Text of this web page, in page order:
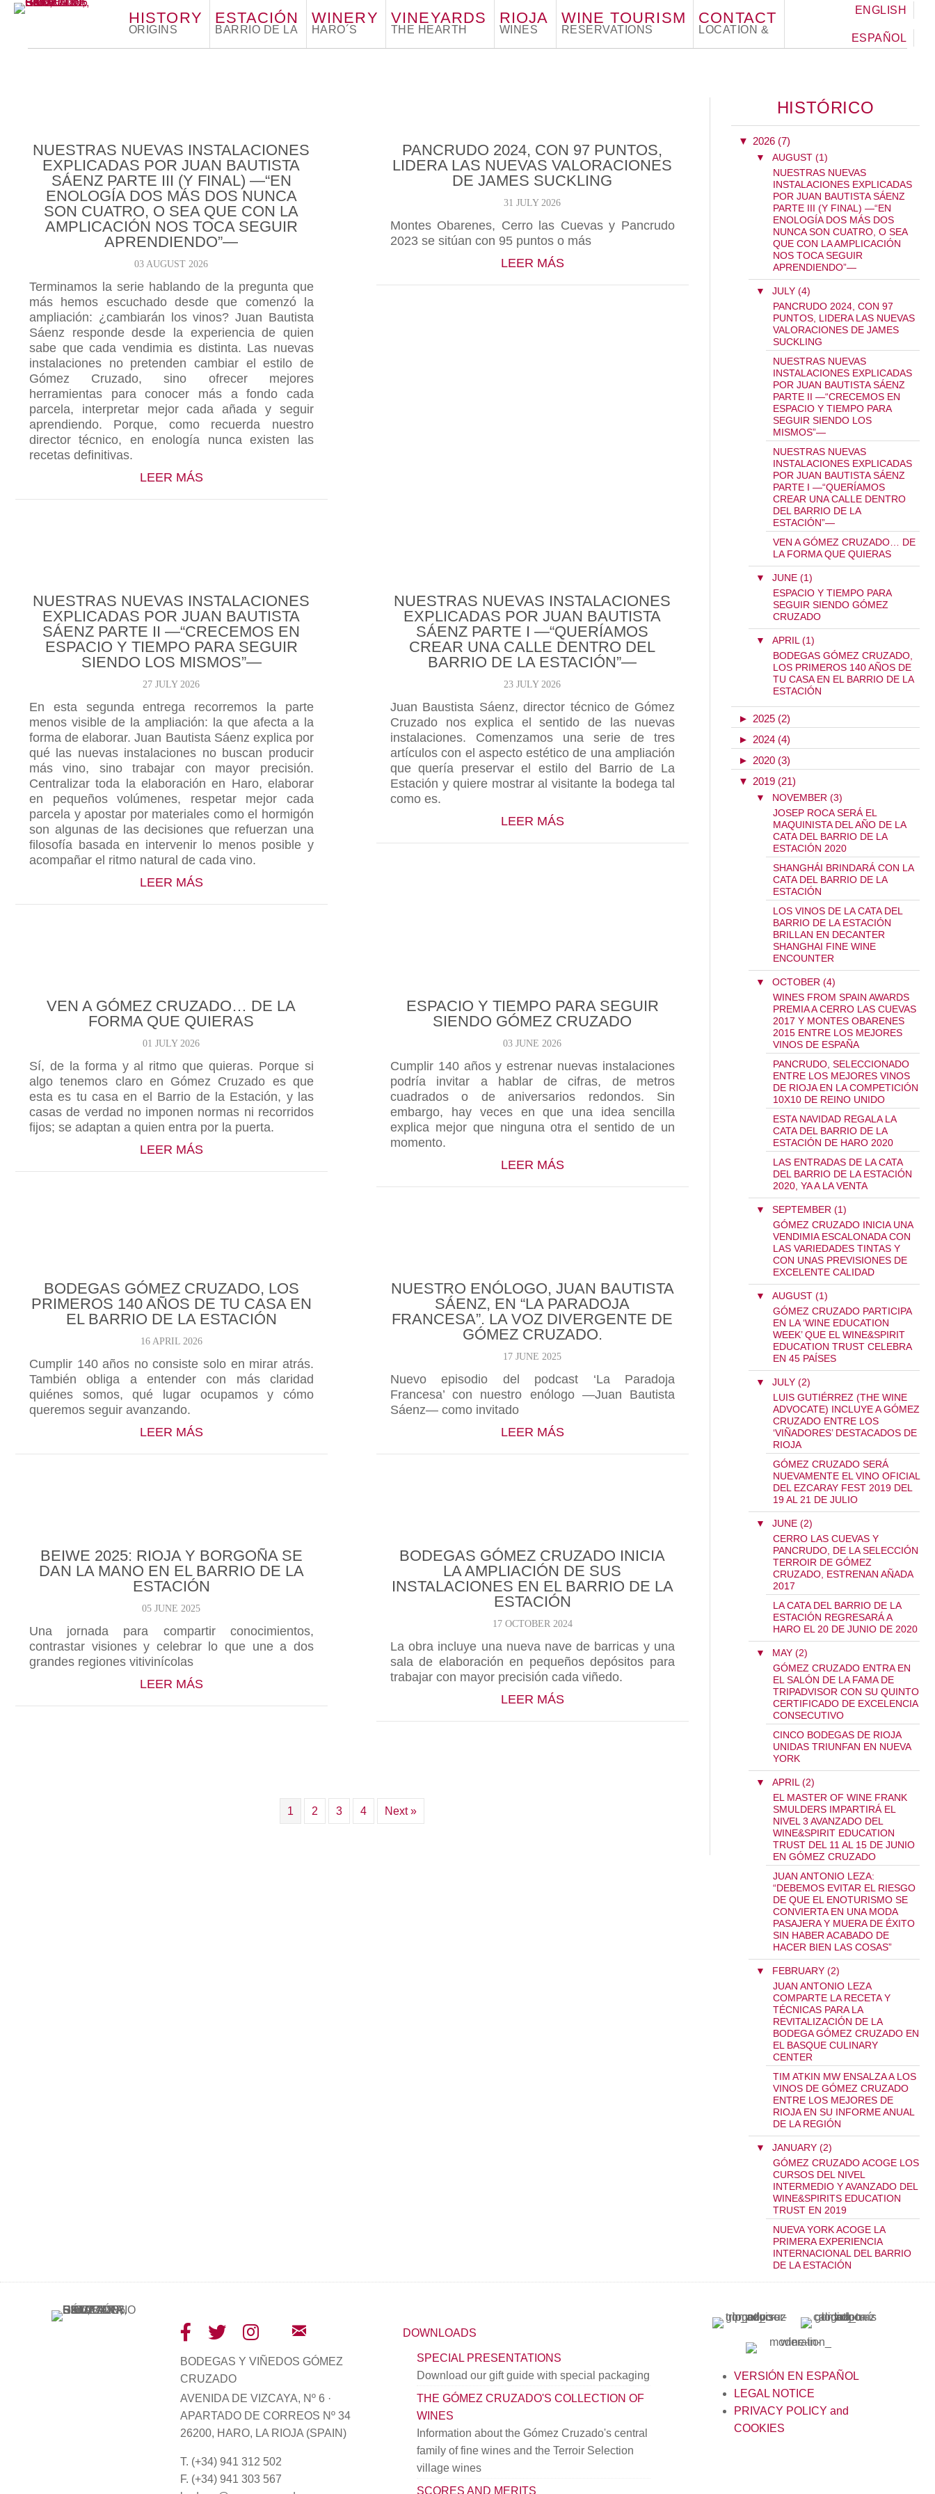
HISTORY
ORIGINS
ESTACIÓN
BARRIO DE LA
WINERY
HARO´S
VINEYARDS
THE HEARTH
RIOJA
WINES
WINE TOURISM
RESERVATIONS
CONTACT
LOCATION &
ESPAÑOL
ENGLISH
NUESTRAS NUEVAS INSTALACIONES
EXPLICADAS POR JUAN BAUTISTA
SÁENZ PARTE III (Y FINAL) —“EN
ENOLOGÍA DOS MÁS DOS NUNCA
SON CUATRO, O SEA QUE CON LA
AMPLICACIÓN NOS TOCA SEGUIR
APRENDIENDO”—
03 AUGUST 2026
Terminamos la serie hablando de la pregunta que
más hemos escuchado desde que comenzó la
ampliación: ¿cambiarán los vinos? Juan Bautista
Sáenz responde desde la experiencia de quien
sabe que cada vendimia es distinta. Las nuevas
instalaciones no pretenden cambiar el estilo de
Gómez Cruzado, sino ofrecer mejores
herramientas para conocer más a fondo cada
parcela, interpretar mejor cada añada y seguir
aprendiendo. Porque, como recuerda nuestro
director técnico, en enología nunca existen las
recetas definitivas.
LEER MÁSABOUT NUESTRAS NUEVAS INSTALACIONES EXPLICADAS POR JUAN BAUTISTA SÁENZ PARTE III (Y FINAL) —“EN
PANCRUDO 2024, CON 97 PUNTOS,
LIDERA LAS NUEVAS VALORACIONES
DE JAMES SUCKLING
31 JULY 2026
Montes Obarenes, Cerro las Cuevas y Pancrudo
2023 se sitúan con 95 puntos o más
LEER MÁSABOUT PANCRUDO 2024, CON 97 PUNTOS, LIDERA LAS
NUESTRAS NUEVAS INSTALACIONES
EXPLICADAS POR JUAN BAUTISTA
SÁENZ PARTE II —“CRECEMOS EN
ESPACIO Y TIEMPO PARA SEGUIR
SIENDO LOS MISMOS”—
27 JULY 2026
En esta segunda entrega recorremos la parte
menos visible de la ampliación: la que afecta a la
forma de elaborar. Juan Bautista Sáenz explica por
qué las nuevas instalaciones no buscan producir
más vino, sino trabajar con mayor precisión.
Centralizar toda la elaboración en Haro, elaborar
en pequeños volúmenes, respetar mejor cada
parcela y apostar por materiales como el hormigón
son algunas de las decisiones que refuerzan una
filosofía basada en intervenir lo menos posible y
acompañar el ritmo natural de cada vino.
LEER MÁSABOUT NUESTRAS NUEVAS INSTALACIONES EXPLICADAS POR JUAN BAUTISTA SÁENZ PARTE II —“CRECEMOS EN
NUESTRAS NUEVAS INSTALACIONES
EXPLICADAS POR JUAN BAUTISTA
SÁENZ PARTE I —“QUERÍAMOS
CREAR UNA CALLE DENTRO DEL
BARRIO DE LA ESTACIÓN”—
23 JULY 2026
Juan Baustista Sáenz, director técnico de Gómez
Cruzado nos explica el sentido de las nuevas
instalaciones. Comenzamos una serie de tres
artículos con el aspecto estético de una ampliación
que quería preservar el estilo del Barrio de La
Estación y quiere mostrar al visitante la bodega tal
como es.
LEER MÁSABOUT NUESTRAS NUEVAS INSTALACIONES EXPLICADAS
VEN A GÓMEZ CRUZADO… DE LA
FORMA QUE QUIERAS
01 JULY 2026
Sí, de la forma y al ritmo que quieras. Porque si
algo tenemos claro en Gómez Cruzado es que
esta es tu casa en el Barrio de la Estación, y las
casas de verdad no imponen normas ni recorridos
fijos; se adaptan a quien entra por la puerta.
LEER MÁSABOUT VEN A GÓMEZ CRUZADO… DE LA FORMA QUE QUIERAS
ESPACIO Y TIEMPO PARA SEGUIR
SIENDO GÓMEZ CRUZADO
03 JUNE 2026
Cumplir 140 años y estrenar nuevas instalaciones
podría invitar a hablar de cifras, de metros
cuadrados o de aniversarios redondos. Sin
embargo, hay veces en que una idea sencilla
explica mejor que ninguna otra el sentido de un
momento.
LEER MÁSABOUT ESPACIO Y TIEMPO PARA SEGUIR SIENDO GÓMEZ
BODEGAS GÓMEZ CRUZADO, LOS
PRIMEROS 140 AÑOS DE TU CASA EN
EL BARRIO DE LA ESTACIÓN
16 APRIL 2026
Cumplir 140 años no consiste solo en mirar atrás.
También obliga a entender con más claridad
quiénes somos, qué lugar ocupamos y cómo
queremos seguir avanzando.
LEER MÁSABOUT BODEGAS GÓMEZ CRUZADO, LOS PRIMEROS 140 AÑOS DE TU CASA EN EL BARRIO DE LA ESTACIÓN
NUESTRO ENÓLOGO, JUAN BAUTISTA
SÁENZ, EN “LA PARADOJA
FRANCESA”. LA VOZ DIVERGENTE DE
GÓMEZ CRUZADO.
17 JUNE 2025
Nuevo episodio del podcast ‘La Paradoja
Francesa’ con nuestro enólogo —Juan Bautista
Sáenz— como invitado
LEER MÁSABOUT NUESTRO ENÓLOGO, JUAN BAUTISTA SÁENZ, EN
BEIWE 2025: RIOJA Y BORGOÑA SE
DAN LA MANO EN EL BARRIO DE LA
ESTACIÓN
05 JUNE 2025
Una jornada para compartir conocimientos,
contrastar visiones y celebrar lo que une a dos
grandes regiones vitivinícolas
LEER MÁSABOUT BEIWE 2025: RIOJA Y BORGOÑA SE DAN LA MANO EN EL BARRIO DE LA ESTACIÓN
BODEGAS GÓMEZ CRUZADO INICIA
LA AMPLIACIÓN DE SUS
INSTALACIONES EN EL BARRIO DE LA
ESTACIÓN
17 OCTOBER 2024
La obra incluye una nueva nave de barricas y una
sala de elaboración en pequeños depósitos para
trabajar con mayor precisión cada viñedo.
LEER MÁSABOUT BODEGAS GÓMEZ CRUZADO INICIA LA AMPLIACIÓN
1 2 3 4 Next »
HISTÓRICO
▼ 2026 (7)
▼ AUGUST (1)
NUESTRAS NUEVAS
INSTALACIONES EXPLICADAS
POR JUAN BAUTISTA SÁENZ
PARTE III (Y FINAL) —“EN
ENOLOGÍA DOS MÁS DOS
NUNCA SON CUATRO, O SEA
QUE CON LA AMPLICACIÓN
NOS TOCA SEGUIR
APRENDIENDO”—
▼ JULY (4)
PANCRUDO 2024, CON 97
PUNTOS, LIDERA LAS NUEVAS
VALORACIONES DE JAMES
SUCKLING
NUESTRAS NUEVAS
INSTALACIONES EXPLICADAS
POR JUAN BAUTISTA SÁENZ
PARTE II —“CRECEMOS EN
ESPACIO Y TIEMPO PARA
SEGUIR SIENDO LOS
MISMOS”—
NUESTRAS NUEVAS
INSTALACIONES EXPLICADAS
POR JUAN BAUTISTA SÁENZ
PARTE I —“QUERÍAMOS
CREAR UNA CALLE DENTRO
DEL BARRIO DE LA
ESTACIÓN”—
VEN A GÓMEZ CRUZADO… DE
LA FORMA QUE QUIERAS
▼ JUNE (1)
ESPACIO Y TIEMPO PARA
SEGUIR SIENDO GÓMEZ
CRUZADO
▼ APRIL (1)
BODEGAS GÓMEZ CRUZADO,
LOS PRIMEROS 140 AÑOS DE
TU CASA EN EL BARRIO DE LA
ESTACIÓN
► 2025 (2)
► 2024 (4)
► 2020 (3)
▼ 2019 (21)
▼ NOVEMBER (3)
JOSEP ROCA SERÁ EL
MAQUINISTA DEL AÑO DE LA
CATA DEL BARRIO DE LA
ESTACIÓN 2020
SHANGHÁI BRINDARÁ CON LA
CATA DEL BARRIO DE LA
ESTACIÓN
LOS VINOS DE LA CATA DEL
BARRIO DE LA ESTACIÓN
BRILLAN EN DECANTER
SHANGHAI FINE WINE
ENCOUNTER
▼ OCTOBER (4)
WINES FROM SPAIN AWARDS
PREMIA A CERRO LAS CUEVAS
2017 Y MONTES OBARENES
2015 ENTRE LOS MEJORES
VINOS DE ESPAÑA
PANCRUDO, SELECCIONADO
ENTRE LOS MEJORES VINOS
DE RIOJA EN LA COMPETICIÓN
10X10 DE REINO UNIDO
ESTA NAVIDAD REGALA LA
CATA DEL BARRIO DE LA
ESTACIÓN DE HARO 2020
LAS ENTRADAS DE LA CATA
DEL BARRIO DE LA ESTACIÓN
2020, YA A LA VENTA
▼ SEPTEMBER (1)
GÓMEZ CRUZADO INICIA UNA
VENDIMIA ESCALONADA CON
LAS VARIEDADES TINTAS Y
CON UNAS PREVISIONES DE
EXCELENTE CALIDAD
▼ AUGUST (1)
GÓMEZ CRUZADO PARTICIPA
EN LA ‘WINE EDUCATION
WEEK’ QUE EL WINE&SPIRIT
EDUCATION TRUST CELEBRA
EN 45 PAÍSES
▼ JULY (2)
LUIS GUTIÉRREZ (THE WINE
ADVOCATE) INCLUYE A GÓMEZ
CRUZADO ENTRE LOS
‘VIÑADORES’ DESTACADOS DE
RIOJA
GÓMEZ CRUZADO SERÁ
NUEVAMENTE EL VINO OFICIAL
DEL EZCARAY FEST 2019 DEL
19 AL 21 DE JULIO
▼ JUNE (2)
CERRO LAS CUEVAS Y
PANCRUDO, DE LA SELECCIÓN
TERROIR DE GÓMEZ
CRUZADO, ESTRENAN AÑADA
2017
LA CATA DEL BARRIO DE LA
ESTACIÓN REGRESARÁ A
HARO EL 20 DE JUNIO DE 2020
▼ MAY (2)
GÓMEZ CRUZADO ENTRA EN
EL SALÓN DE LA FAMA DE
TRIPADVISOR CON SU QUINTO
CERTIFICADO DE EXCELENCIA
CONSECUTIVO
CINCO BODEGAS DE RIOJA
UNIDAS TRIUNFAN EN NUEVA
YORK
▼ APRIL (2)
EL MASTER OF WINE FRANK
SMULDERS IMPARTIRÁ EL
NIVEL 3 AVANZADO DEL
WINE&SPIRIT EDUCATION
TRUST DEL 11 AL 15 DE JUNIO
EN GÓMEZ CRUZADO
JUAN ANTONIO LEZA:
“DEBEMOS EVITAR EL RIESGO
DE QUE EL ENOTURISMO SE
CONVIERTA EN UNA MODA
PASAJERA Y MUERA DE ÉXITO
SIN HABER ACABADO DE
HACER BIEN LAS COSAS”
▼ FEBRUARY (2)
JUAN ANTONIO LEZA
COMPARTE LA RECETA Y
TÉCNICAS PARA LA
REVITALIZACIÓN DE LA
BODEGA GÓMEZ CRUZADO EN
EL BASQUE CULINARY
CENTER
TIM ATKIN MW ENSALZA A LOS
VINOS DE GÓMEZ CRUZADO
ENTRE LOS MEJORES DE
RIOJA EN SU INFORME ANUAL
DE LA REGIÓN
▼ JANUARY (2)
GÓMEZ CRUZADO ACOGE LOS
CURSOS DEL NIVEL
INTERMEDIO Y AVANZADO DEL
WINE&SPIRITS EDUCATION
TRUST EN 2019
NUEVA YORK ACOGE LA
PRIMERA EXPERIENCIA
INTERNACIONAL DEL BARRIO
DE LA ESTACIÓN
BODEGAS Y VIÑEDOS GÓMEZ
CRUZADO
AVENIDA DE VIZCAYA, Nº 6 ·
APARTADO DE CORREOS Nº 34
26200, HARO, LA RIOJA (SPAIN)
T. (+34) 941 312 502
F. (+34) 941 303 567
DOWNLOADS
SPECIAL PRESENTATIONS
Download our gift guide with special packaging
THE GÓMEZ CRUZADO'S COLLECTION OF
WINES
Information about the Gómez Cruzado's central
family of fine wines and the Terroir Selection
village wines
SCORES AND MERITS
VERSIÓN EN ESPAÑOL
LEGAL NOTICE
PRIVACY POLICY and
COOKIES